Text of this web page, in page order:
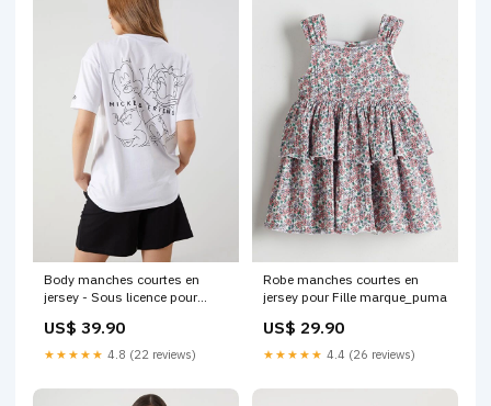
Body manches courtes en
jersey - Sous licence pour
US$ 39.90
★★★★★ 4.8 (22 reviews)
Robe manches courtes en
jersey pour Fille marque_puma
US$ 29.90
★★★★★ 4.4 (26 reviews)